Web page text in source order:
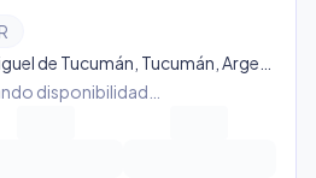
disponibilidad…